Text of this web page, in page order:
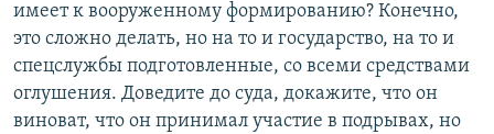
имеет к вооруженному формированию? Конечно,
это сложно делать, но на то и государство, на то и
спецслужбы подготовленные, со всеми средствами
оглушения. Доведите до суда, докажите, что он
виноват, что он принимал участие в подрывах, но